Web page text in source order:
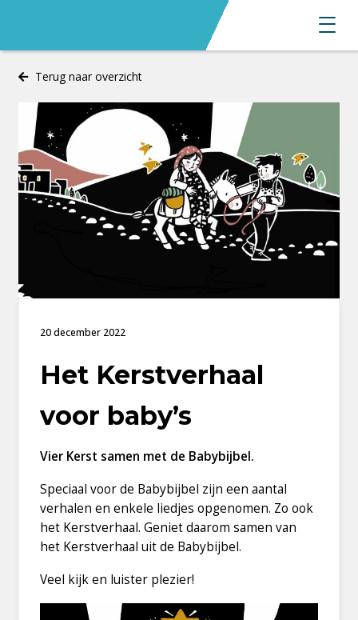
Terug naar overzicht
20 december 2022
Het Kerstverhaal
voor baby’s
Vier Kerst samen met de Babybijbel.
Speciaal voor de Babybijbel zijn een aantal
verhalen en enkele liedjes opgenomen. Zo ook
het Kerstverhaal. Geniet daarom samen van
het Kerstverhaal uit de Babybijbel.
Veel kijk en luister plezier!